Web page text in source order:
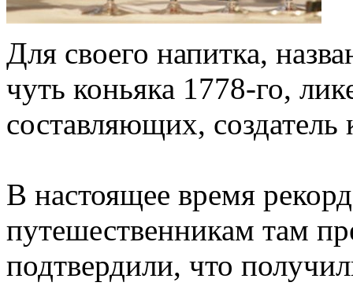
Для своего напитка,
чуть коньяка 1778-го,
составляющих,
В настоящее время
путешественникам там
подтвердили, что